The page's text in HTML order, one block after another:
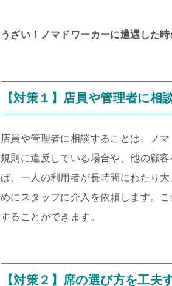
うざい！ノマドワーカーに遭遇した
【対策１】店員や管理者に相
店員や管理者に相談することは、ノ
規則に違反している場合や、他の顧
ば、一人の利用者が長時間にわたり
めにスタッフに介入を依頼します。
することができます。
【対策２】席の選び方を工夫